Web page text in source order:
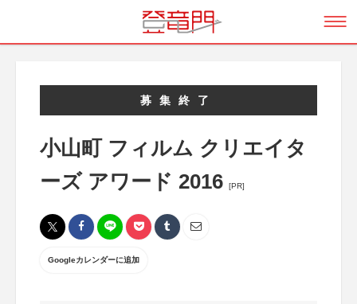
募集終了
小山町 フィルム クリエイタ
ーズ アワード 2016
[PR]
Googleカレンダーに追加